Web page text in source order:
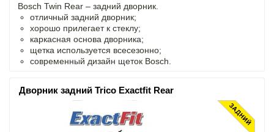
Bosch Twin Rear – задний дворник.
отличный задний дворник;
хорошо прилегает к стеклу;
каркасная основа дворника;
щетка используется всесезонно;
современный дизайн щеток Bosch.
Дворник задний Trico Exactfit Rear